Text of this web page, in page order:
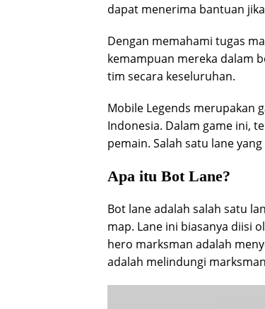
dapat menerima bantuan
Dengan memahami tugas
kemampuan mereka dalam
tim secara keseluruhan.
Mobile Legends merupakan
Indonesia. Dalam game ini,
pemain. Salah satu lane
Apa itu Bot Lane?
Bot lane adalah salah satu
map. Lane ini biasanya diisi
hero marksman adalah
adalah melindungi